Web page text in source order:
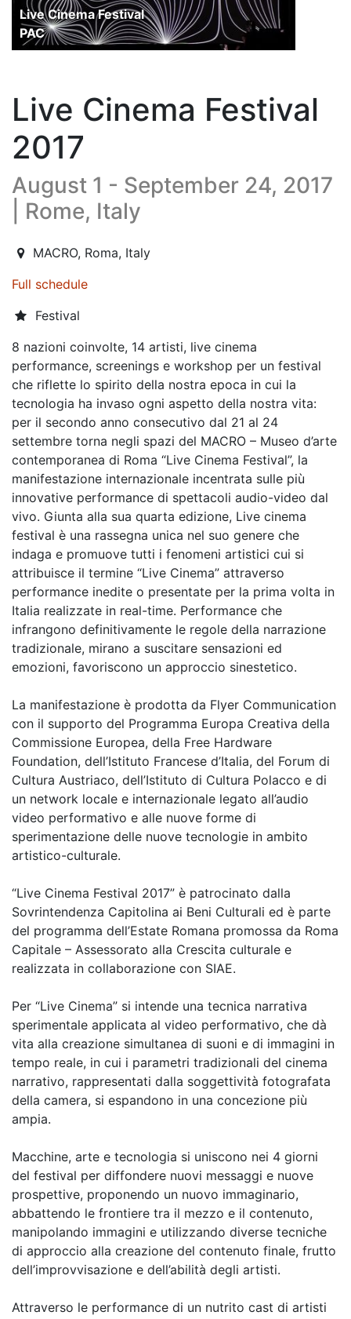
Live Cinema Festival
PAC
Live Cinema Festival
2017
August 1 - September 24, 2017
| Rome, Italy
2017-08-01T08:30:00.000Z
MACRO, Roma, Italy
Full schedule
Festival
8 nazioni coinvolte, 14 artisti, live cinema
performance, screenings e workshop per un festival
che riflette lo spirito della nostra epoca in cui la
tecnologia ha invaso ogni aspetto della nostra vita:
per il secondo anno consecutivo dal 21 al 24
settembre torna negli spazi del MACRO – Museo d’arte
contemporanea di Roma “Live Cinema Festival”, la
manifestazione internazionale incentrata sulle più
innovative performance di spettacoli audio-video dal
vivo. Giunta alla sua quarta edizione, Live cinema
festival è una rassegna unica nel suo genere che
indaga e promuove tutti i fenomeni artistici cui si
attribuisce il termine “Live Cinema” attraverso
performance inedite o presentate per la prima volta in
Italia realizzate in real-time. Performance che
infrangono definitivamente le regole della narrazione
tradizionale, mirano a suscitare sensazioni ed
emozioni, favoriscono un approccio sinestetico.
La manifestazione è prodotta da Flyer Communication
con il supporto del Programma Europa Creativa della
Commissione Europea, della Free Hardware
Foundation, dell’Istituto Francese d’Italia, del Forum di
Cultura Austriaco, dell’Istituto di Cultura Polacco e di
un network locale e internazionale legato all’audio
video performativo e alle nuove forme di
sperimentazione delle nuove tecnologie in ambito
artistico-culturale.
“Live Cinema Festival 2017” è patrocinato dalla
Sovrintendenza Capitolina ai Beni Culturali ed è parte
del programma dell’Estate Romana promossa da Roma
Capitale – Assessorato alla Crescita culturale e
realizzata in collaborazione con SIAE.
Per “Live Cinema” si intende una tecnica narrativa
sperimentale applicata al video performativo, che dà
vita alla creazione simultanea di suoni e di immagini in
tempo reale, in cui i parametri tradizionali del cinema
narrativo, rappresentati dalla soggettività fotografata
della camera, si espandono in una concezione più
ampia.
Macchine, arte e tecnologia si uniscono nei 4 giorni
del festival per diffondere nuovi messaggi e nuove
prospettive, proponendo un nuovo immaginario,
abbattendo le frontiere tra il mezzo e il contenuto,
manipolando immagini e utilizzando diverse tecniche
di approccio alla creazione del contenuto finale, frutto
dell’improvvisazione e dell’abilità degli artisti.
Attraverso le performance di un nutrito cast di artisti